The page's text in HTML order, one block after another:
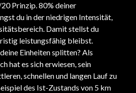
Prinzip. 80% deiner
du in der niedrigen Intensität,
Damit stellst du
leistungsfähig bleibst.
Einheiten splitten? Als
hat es sich erwiesen, sein
schnellen und langen Lauf zu
des Ist-Zustands von 5 km